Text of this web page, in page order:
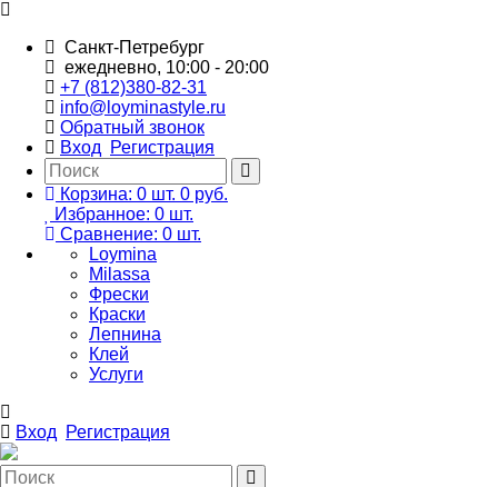
Санкт-Петребург
ежедневно, 10:00 - 20:00
+7 (812)380-82-31
info@loyminastyle.ru
Обратный звонок
Вход
Регистрация
Корзина: 0 шт. 0 руб.
Избранное: 0 шт.
Сравнение: 0 шт.
Loymina
Milassa
Фрески
Краски
Лепнина
Клей
Услуги
Вход Регистрация